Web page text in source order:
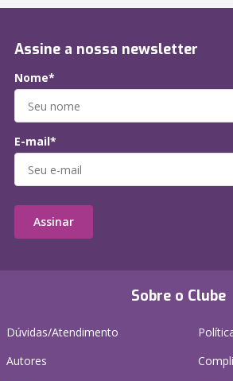
Sobre o Clube
Dúvidas/Atendimento
Autores
Assine a nossa newsletter
Nome*
E-mail*
Assinar